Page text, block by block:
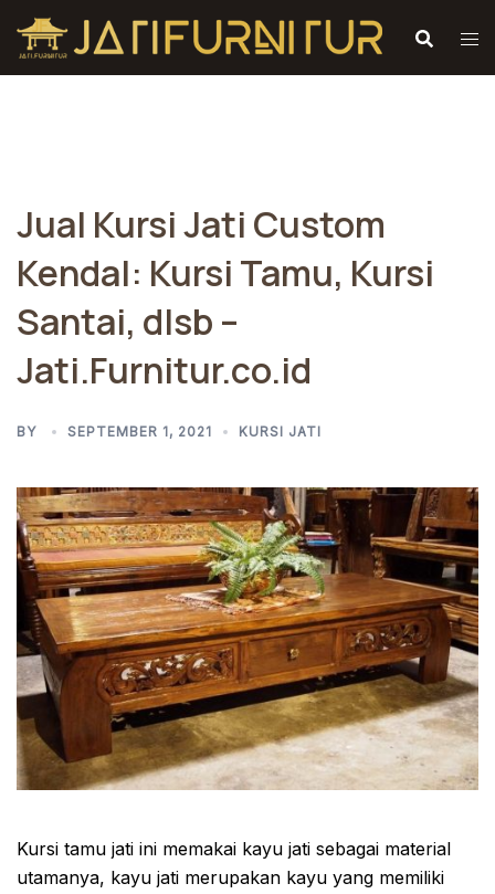
Skip
content
Jual Kursi Jati Custom
Kendal: Kursi Tamu, Kursi
Santai, dlsb –
Jati.Furnitur.co.id
BY SEPTEMBER 1, 2021 KURSI JATI
Kursi tamu jati ini memakai kayu jati sebagai material
utamanya, kayu jati merupakan kayu yang memiliki